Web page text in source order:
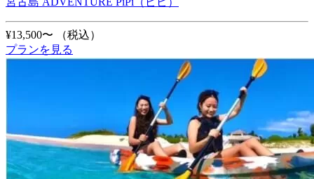
¥13,500〜
（税込）
プランを見る